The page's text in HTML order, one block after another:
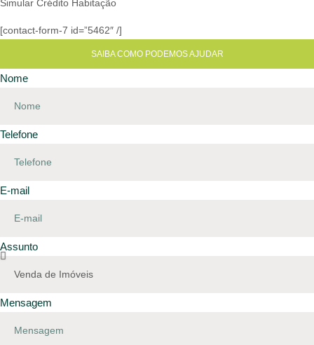
Simular Crédito Habitação
[contact-form-7 id=”5462″ /]
SAIBA COMO PODEMOS AJUDAR
Nome
Telefone
E-mail
Assunto
Mensagem